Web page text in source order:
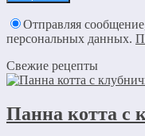
Отправляя
персональных данных.
Свежие рецепты
Панна котта с